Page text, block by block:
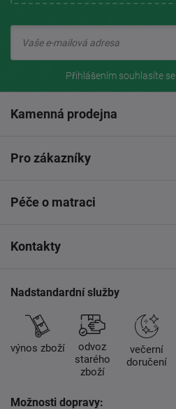
Přihlášením souhlasíte se
Kamenná prodejna
Pro zákazníky
Péče o matraci
Kontakty
Nadstandardní služby
výnos zboží
odvoz
starého
zboží
večerní
doručení
Možnosti dopravy: